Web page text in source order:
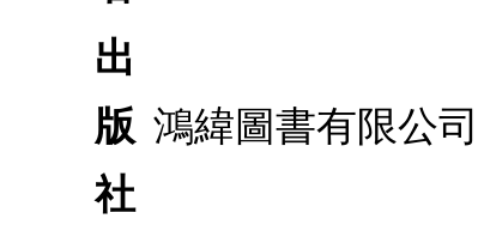
出
版
社
鴻緯圖書有限公司